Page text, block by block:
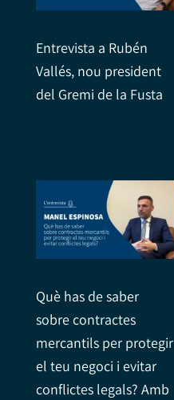
Entrevista a Rubén
Vallés, nou president
del Gremi de la Fusta
Què has de saber
sobre contractes
mercantils per protegir
el teu negoci i evitar
conflictes legals? Amb